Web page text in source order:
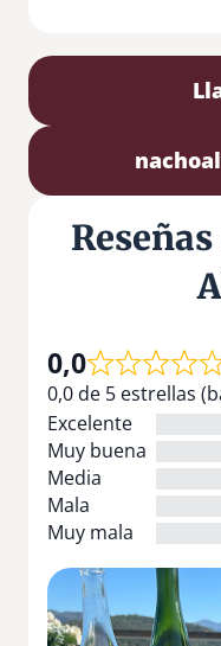
0,0
0,0 de 5 estrellas
Excelente
Muy buena
Media
Mala
Muy mala